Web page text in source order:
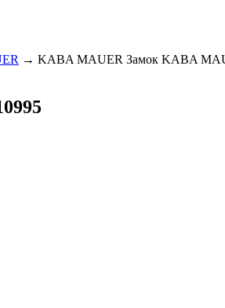
→ KABA MAUER Замок KABA